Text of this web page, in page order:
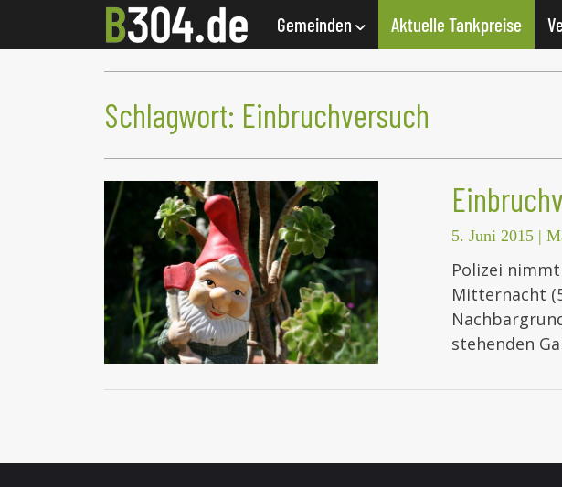
Gemeinden Aktuelle Tankpreise
Schlagwort: Einbruchversuch
5. Juni 2015 |
Polizei
Mitternacht
stehenden